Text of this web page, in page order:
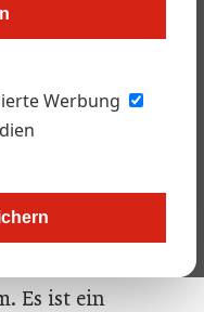
Werbung
kennt. Dies gilt
Hier ist jedes
da will man
berühren
Alpen den
das
Es ist ein